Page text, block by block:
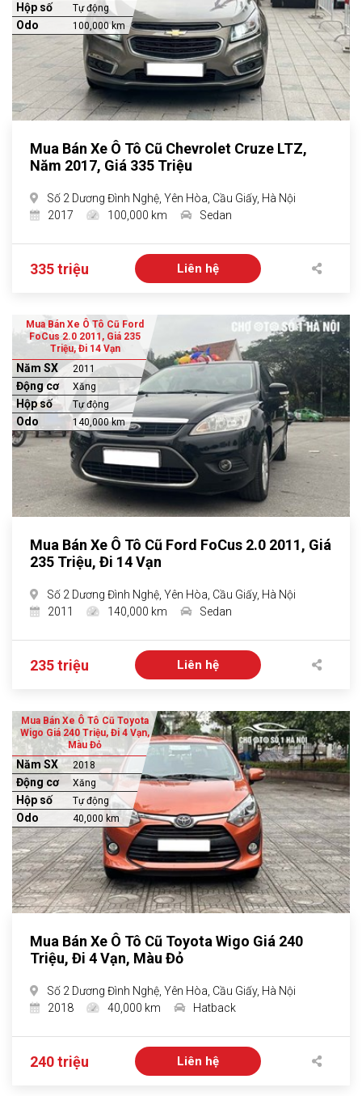
Hộp số Tự động
Odo 100,000 km
Mua Bán Xe Ô Tô Cũ Chevrolet Cruze LTZ,
Năm 2017, Giá 335 Triệu
Số 2 Dương Đình Nghệ, Yên Hòa, Cầu Giấy, Hà Nội
2017
100,000 km Sedan
335 triệu Liên hệ
Mua Bán Xe Ô Tô Cũ Ford
FoCus 2.0 2011, Giá 235
Triệu, Đi 14 Vạn
Năm SX 2011
Động cơ Xăng
Hộp số Tự động
Odo 140,000 km
Mua Bán Xe Ô Tô Cũ Ford FoCus 2.0 2011, Giá
235 Triệu, Đi 14 Vạn
Số 2 Dương Đình Nghệ, Yên Hòa, Cầu Giấy, Hà Nội
2011
140,000 km Sedan
235 triệu Liên hệ
Mua Bán Xe Ô Tô Cũ Toyota
Wigo Giá 240 Triệu, Đi 4 Vạn,
Màu Đỏ
Năm SX 2018
Động cơ Xăng
Hộp số Tự động
Odo 40,000 km
Mua Bán Xe Ô Tô Cũ Toyota Wigo Giá 240
Triệu, Đi 4 Vạn, Màu Đỏ
Số 2 Dương Đình Nghệ, Yên Hòa, Cầu Giấy, Hà Nội
2018
40,000 km Hatback
240 triệu Liên hệ